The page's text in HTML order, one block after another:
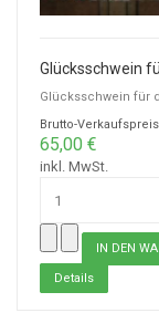
Glücksschwein für
Brutto-
65,00 €
inkl. MwSt.
Details